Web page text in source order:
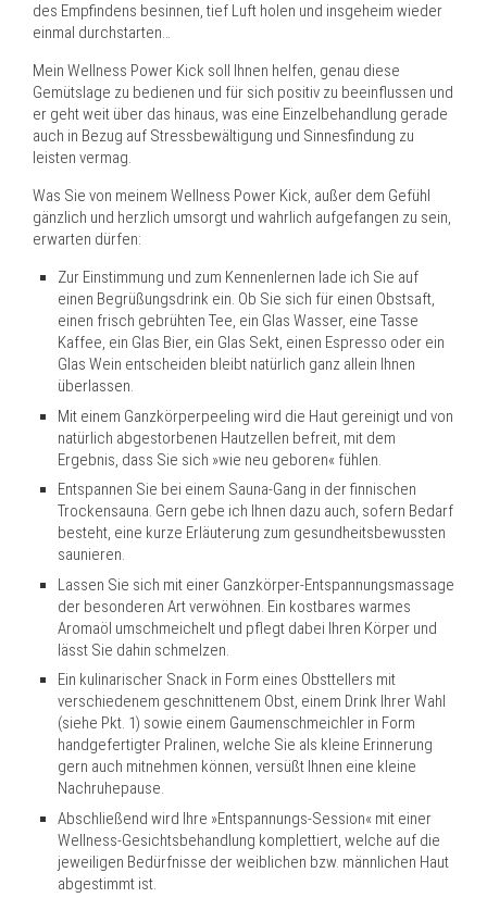
des Empfindens besinnen, tief Luft holen und insgeheim wieder
einmal durchstarten…
Mein Wellness Power Kick soll Ihnen helfen, genau diese
Gemütslage zu bedienen und für sich positiv zu beeinflussen und
er geht weit über das hinaus, was eine Einzelbehandlung gerade
auch in Bezug auf Stressbewältigung und Sinnesfindung zu
leisten vermag.
Was Sie von meinem Wellness Power Kick, außer dem Gefühl
gänzlich und herzlich umsorgt und wahrlich aufgefangen zu sein,
erwarten dürfen:
Zur Einstimmung und zum Kennenlernen lade ich Sie auf
einen Begrüßungsdrink ein. Ob Sie sich für einen Obstsaft,
einen frisch gebrühten Tee, ein Glas Wasser, eine Tasse
Kaffee, ein Glas Bier, ein Glas Sekt, einen Espresso oder ein
Glas Wein entscheiden bleibt natürlich ganz allein Ihnen
überlassen.
Mit einem Ganzkörperpeeling wird die Haut gereinigt und von
natürlich abgestorbenen Hautzellen befreit, mit dem
Ergebnis, dass Sie sich »wie neu geboren« fühlen.
Entspannen Sie bei einem Sauna-Gang in der finnischen
Trockensauna. Gern gebe ich Ihnen dazu auch, sofern Bedarf
besteht, eine kurze Erläuterung zum gesundheitsbewussten
saunieren.
Lassen Sie sich mit einer Ganzkörper-Entspannungsmassage
der besonderen Art verwöhnen. Ein kostbares warmes
Aromaöl umschmeichelt und pflegt dabei Ihren Körper und
lässt Sie dahin schmelzen.
Ein kulinarischer Snack in Form eines Obsttellers mit
verschiedenem geschnittenem Obst, einem Drink Ihrer Wahl
(siehe Pkt. 1) sowie einem Gaumenschmeichler in Form
handgefertigter Pralinen, welche Sie als kleine Erinnerung
gern auch mitnehmen können, versüßt Ihnen eine kleine
Nachruhepause.
Abschließend wird Ihre »Entspannungs-Session« mit einer
Wellness-Gesichtsbehandlung komplettiert, welche auf die
jeweiligen Bedürfnisse der weiblichen bzw. männlichen Haut
abgestimmt ist.